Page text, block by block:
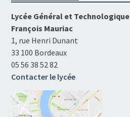
Lycée Général et Technologique
François Mauriac
1, rue Henri Dunant
33 100 Bordeaux
05 56 38 52 82
Contacter le lycée